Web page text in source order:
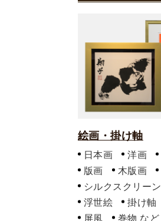
絵画・掛け軸
日本画 洋画
版画
木版画
シルクスクリーン
浮世絵
掛け軸
屏風
巻物